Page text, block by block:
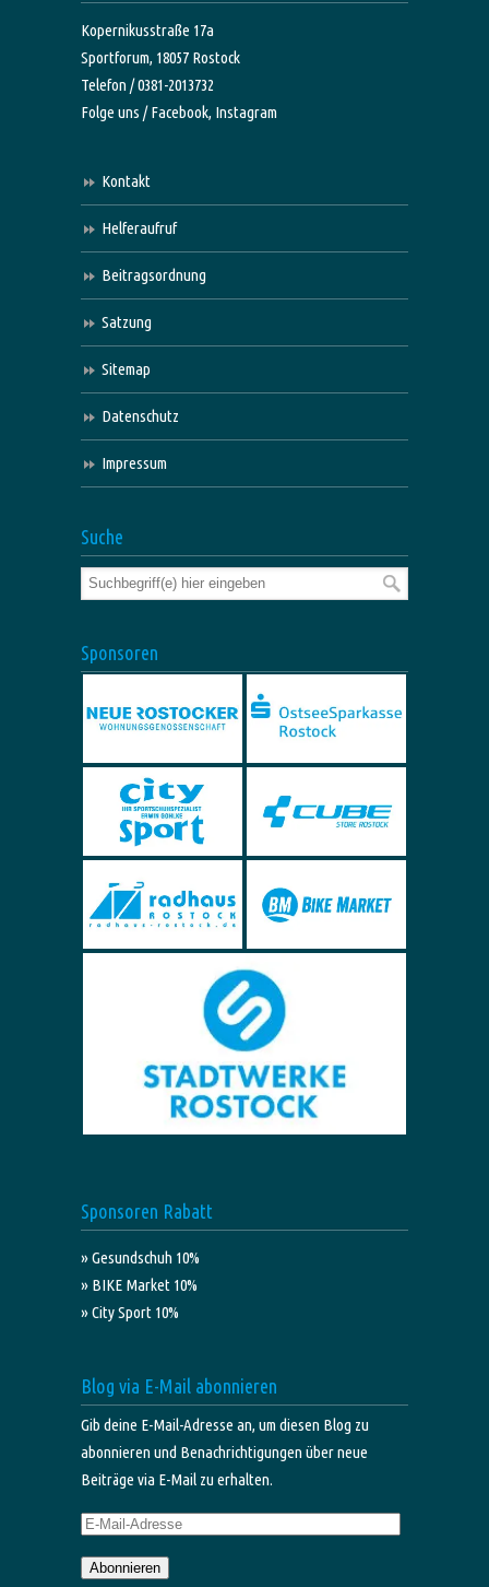
Kopernikusstraße 17a
Sportforum, 18057 Rostock
Telefon / 0381-2013732
Folge uns /Facebook, Instagram
Kontakt
Helferaufruf
Beitragsordnung
Satzung
Sitemap
Datenschutz
Impressum
Suche
Sponsoren
Sponsoren Rabatt
» Gesundschuh 10%
» BIKE Market 10%
» City Sport 10%
Blog via E-Mail abonnieren
Gib deine E-Mail-Adresse an, um diesen Blog zu
abonnieren und Benachrichtigungen über neue
Beiträge via E-Mail zu erhalten.
E-
Adresse
Abonnieren